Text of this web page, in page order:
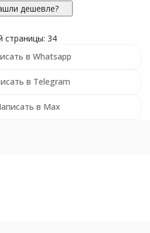
дешевле?
страницы: 34
в Whatsapp
в Telegram
в Max